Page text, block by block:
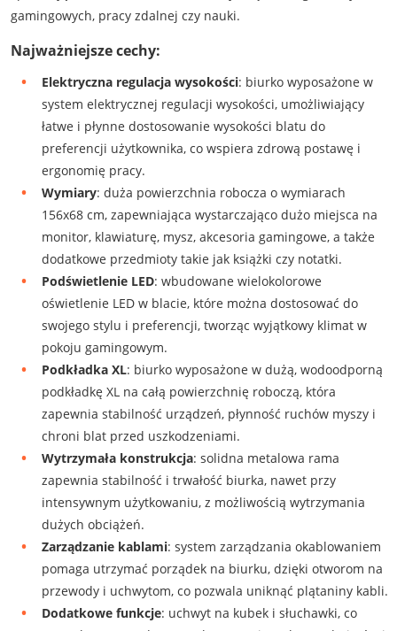
gamingowych, pracy zdalnej czy nauki.
Najważniejsze cechy:
Elektryczna regulacja wysokości: biurko wyposażone w
system elektrycznej regulacji wysokości, umożliwiający
łatwe i płynne dostosowanie wysokości blatu do
preferencji użytkownika, co wspiera zdrową postawę i
ergonomię pracy.
Wymiary: duża powierzchnia robocza o wymiarach
156x68 cm, zapewniająca wystarczająco dużo miejsca na
monitor, klawiaturę, mysz, akcesoria gamingowe, a także
dodatkowe przedmioty takie jak książki czy notatki.
Podświetlenie LED: wbudowane wielokolorowe
oświetlenie LED w blacie, które można dostosować do
swojego stylu i preferencji, tworząc wyjątkowy klimat w
pokoju gamingowym.
Podkładka XL: biurko wyposażone w dużą, wodoodporną
podkładkę XL na całą powierzchnię roboczą, która
zapewnia stabilność urządzeń, płynność ruchów myszy i
chroni blat przed uszkodzeniami.
Wytrzymała konstrukcja: solidna metalowa rama
zapewnia stabilność i trwałość biurka, nawet przy
intensywnym użytkowaniu, z możliwością wytrzymania
dużych obciążeń.
Zarządzanie kablami: system zarządzania okablowaniem
pomaga utrzymać porządek na biurku, dzięki otworom na
przewody i uchwytom, co pozwala uniknąć plątaniny kabli.
Dodatkowe funkcje: uchwyt na kubek i słuchawki, co